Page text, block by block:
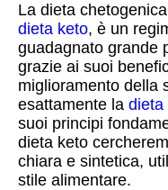
La dieta
dieta keto, è un
guadagnato grande
grazie ai suoi
miglioramento della
esattamente la dieta
suoi principi
dieta keto
chiara e sintetica,
stile alimentare.